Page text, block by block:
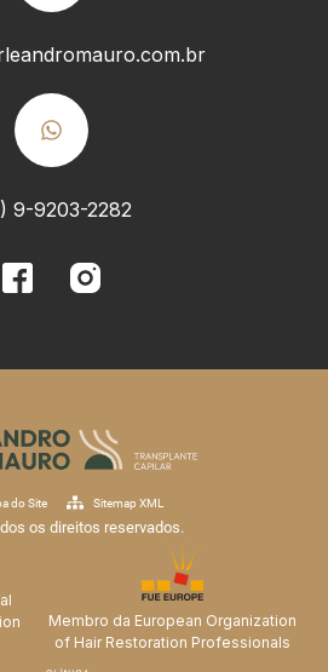
9-9203-2282
do Site Sitemap XML
os direitos reservados.
Membro da European Organization
of Hair Restoration Professionals